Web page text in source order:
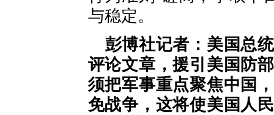
与稳定。
彭博社记者：美国总
评论文章，援引美国防
须把军事重点聚焦中国
免战争，这将使美国人